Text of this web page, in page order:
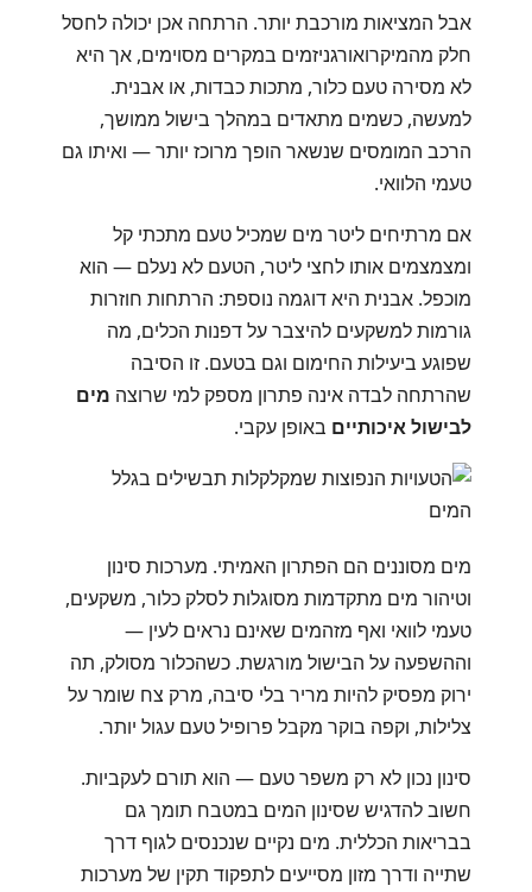
אבל המציאות מורכבת יותר. הרתחה אכן יכולה לחסל
חלק מהמיקרואורגניזמים במקרים מסוימים, אך היא
לא מסירה טעם כלור, מתכות כבדות, או אבנית.
למעשה, כשמים מתאדים במהלך בישול ממושך,
הרכב המומסים שנשאר הופך מרוכז יותר — ואיתו גם
טעמי הלוואי.
אם מרתיחים ליטר מים שמכיל טעם מתכתי קל
ומצמצמים אותו לחצי ליטר, הטעם לא נעלם — הוא
מוכפל. אבנית היא דוגמה נוספת: הרתחות חוזרות
גורמות למשקעים להיצבר על דפנות הכלים, מה
שפוגע ביעילות החימום וגם בטעם. זו הסיבה
שהרתחה לבדה אינה פתרון מספק למי שרוצה מים
לבישול איכותיים באופן עקבי.
מים מסוננים הם הפתרון האמיתי. מערכות סינון
וטיהור מים מתקדמות מסוגלות לסלק כלור, משקעים,
טעמי לוואי ואף מזהמים שאינם נראים לעין —
וההשפעה על הבישול מורגשת. כשהכלור מסולק, תה
ירוק מפסיק להיות מריר בלי סיבה, מרק צח שומר על
צלילות, וקפה בוקר מקבל פרופיל טעם עגול יותר.
סינון נכון לא רק משפר טעם — הוא תורם לעקביות.
חשוב להדגיש שסינון המים במטבח תומך גם
בבריאות הכללית. מים נקיים שנכנסים לגוף דרך
שתייה ודרך מזון מסייעים לתפקוד תקין של מערכות